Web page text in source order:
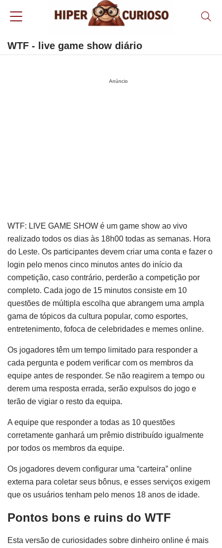
WTF - live game show diário
Anúncio
WTF: LIVE GAME SHOW é um game show ao vivo
realizado todos os dias às 18h00 todas as semanas. Hora
do Leste. Os participantes devem criar uma conta e fazer o
login pelo menos cinco minutos antes do início da
competição, caso contrário, perderão a competição por
completo. Cada jogo de 15 minutos consiste em 10
questões de múltipla escolha que abrangem uma ampla
gama de tópicos da cultura popular, como esportes,
entretenimento, fofoca de celebridades e memes online.
Os jogadores têm um tempo limitado para responder a
cada pergunta e podem verificar com os membros da
equipe antes de responder. Se não reagirem a tempo ou
derem uma resposta errada, serão expulsos do jogo e
terão de vigiar o resto da equipa.
A equipe que responder a todas as 10 questões
corretamente ganhará um prêmio distribuído igualmente
por todos os membros da equipe.
Os jogadores devem configurar uma “carteira” online
externa para coletar seus bônus, e esses serviços exigem
que os usuários tenham pelo menos 18 anos de idade.
Pontos bons e ruins do WTF
Esta versão de curiosidades sobre dinheiro online é mais